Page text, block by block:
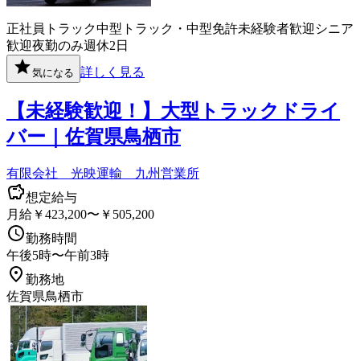
正社員 トラック中型トラック・中型免許未経験者歓迎 シニア
歓迎夜勤のみ週休2日
気になる 詳しく見る
【未経験歓迎！】大型トラックドライ
バー｜佐賀県鳥栖市
有限会社 光映運輸 九州営業所
想定給与
月給￥423,200〜￥505,200
勤務時間
午後5時〜午前3時
勤務地
佐賀県鳥栖市